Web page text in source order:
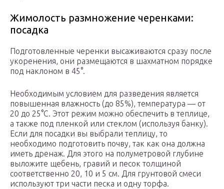
Жимолость размножение черенками:
посадка
Подготовленные черенки высаживаются сразу после
укоренения, они размещаются в шахматном порядке
под наклоном в 45°.
Необходимым условием для разведения является
повышенная влажность (до 85%), температура — от
20 до 25°С. Этот режим можно обеспечить в теплице,
а также под пленкой или стеклом (используя банку).
Если для посадки вы выбрали теплицу, то
необходимо подготовить почву, так как она должна
иметь дренаж. Для этого на полуметровой глубине
выложите щебень, гравий и песок толщиной
соответственно 20, 10 и 5 см. Для грунтовой смеси
используют три части песка и одну торфа.